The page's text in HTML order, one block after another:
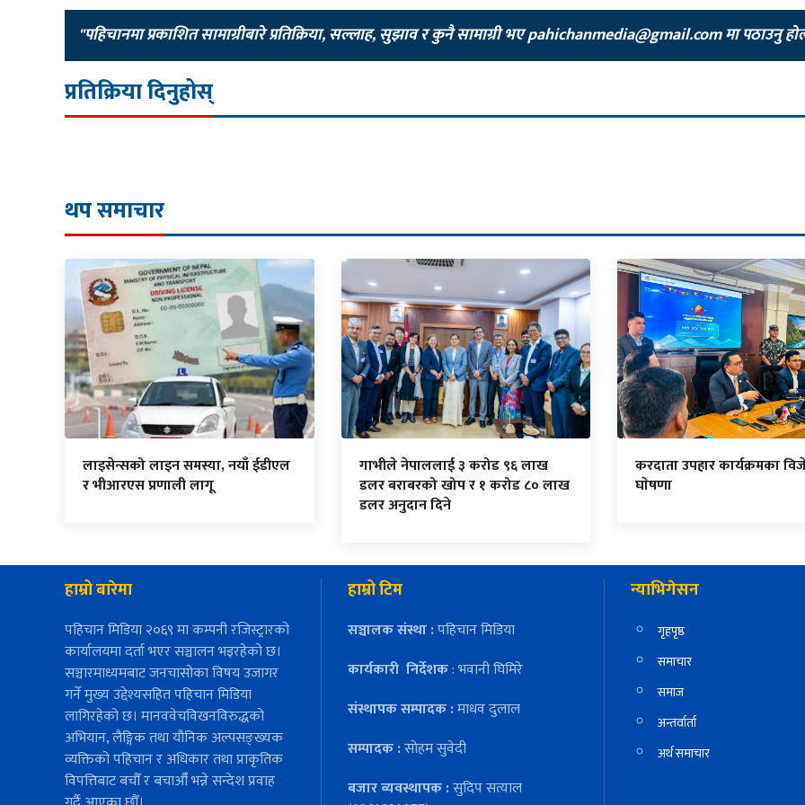
"पहिचानमा प्रकाशित सामाग्रीबारे प्रतिक्रिया, सल्लाह, सुझाव र कुनै सामाग्री भएpahichanmedia@gmail.comमा पठाउनु
प्रतिक्रिया दिनुहोस्
थप समाचार
लाइसेन्सको लाइन समस्या, नयाँ ईडीएल
र भीआरएस प्रणाली लागू
गाभीले नेपाललाई ३ करोड ९६ लाख
डलर बराबरको खोप र १ करोड ८० लाख
डलर अनुदान दिने
करदाता उपहार कार्यक्रमका
घाेषणा
हाम्रो बारेमा
पहिचान मिडिया २०६९ मा कम्पनी रजिस्ट्रारको
कार्यालयमा दर्ता भएर सञ्चालन भइरहेको छ।
सञ्चारमाध्यमबाट जनचासोका विषय उजागर
गर्ने मुख्य उद्देश्यसहित पहिचान मिडिया
लागिरहेको छ। मानववेचविखनविरुद्धको
अभियान, लैङ्गिक तथा यौनिक अल्पसङ्ख्यक
व्यक्तिको पहिचान र अधिकार तथा प्राकृतिक
विपत्तिबाट बचौँ र बचाऔँ भन्ने सन्देश प्रवाह
हाम्रो टिम
सञ्चालक संस्था :पहिचान मिडिया
कार्यकारी निर्देशक: भवानी घिमिरे
संस्थापक सम्पादक :माधव दुलाल
सम्पादक :सोहम सुवेदी
बजार ब्यवस्थापक :सुदिप सत्याल
न्याभिगेसन
गृहपृष्ठ
समाचार
समाज
अन्तर्वार्ता
अर्थ समाचार